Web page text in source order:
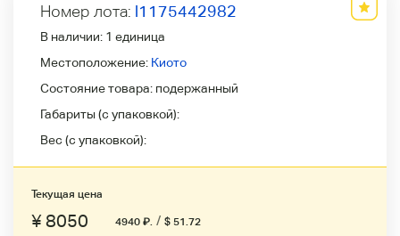
Номер лота: l1175442982
В наличии: 1 единица
Местоположение: Киото
Состояние товара: подержанный
Габариты (с упаковкой):
Вес (с упаковкой):
Текущая цена
¥ 8050 4940 ₽. / $ 51.72